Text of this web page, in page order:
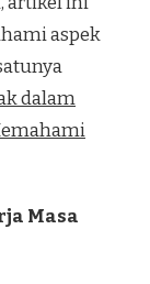
aspek
dalam
Masa